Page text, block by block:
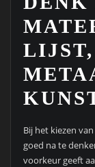
Bij het kiezen
goed na te
voorkeur geeft